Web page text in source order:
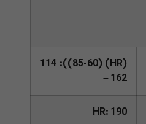
(HR) (85-60)): 114
– 162
HR: 190